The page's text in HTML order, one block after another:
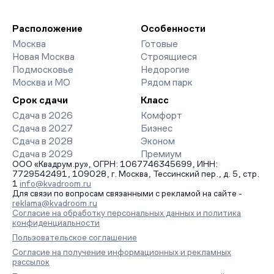
организует просмотр и поможет одобрить ипотеку по
минимальной ставке. Чтобы зафиксировать цену, оставьте
заявку на обратный звонок.
Расположение
Москва
Новая Москва
Подмосковье
Москва и МО
Особенности
Готовые
Строящиеся
Недорогие
Рядом парк
Срок сдачи
Сдача в 2026
Сдача в 2027
Сдача в 2028
Сдача в 2029
Класс
Комфорт
Бизнес
Эконом
Премиум
ООО «Квадрум.ру», ОГРН: 1067746345699, ИНН:
7729542491, 109028, г. Москва, Тессинский пер., д. 5, стр.
1 info@kvadroom.ru
Для связи по вопросам связанными с рекламой на сайте -
reklama@kvadroom.ru
Согласие на обработку персональных данных и политика
конфиденциальности
Пользовательское соглашение
Согласие на получение информационных и рекламных
рассылок